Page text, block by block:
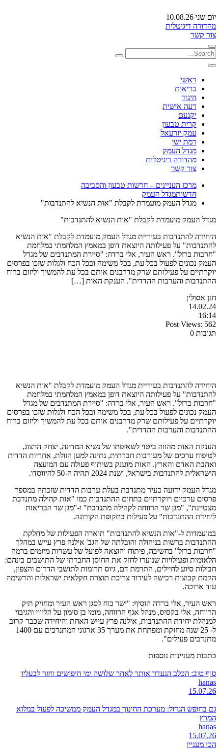
יום שני 10.08.26
מהדורה דיגיטלית
צור קשר
ראשי
בריאות
חינוך
דעה אישית
יקנעם
קרית טבעון
עמק יזרעאל
רמת ישי
מגדל העמק
מהדורה דיגיטלית
צור קשר
מרכז העניינים – חדשות טבעון והסביבה
חדשותמגדל העמק
מגדל העמק מועמדת לקבלת "אות הנשיא להתנדבות"
מגדל העמק מועמדת לקבלת "אות הנשיא להתנדבות"
היחידה להתנדבות בעיריית מגדל העמק מועמדת לקבלת "אות הנשיא
להתנדבות" על פעילותה היוצאת דופן במאמץ המלחמתי במלחמת
"חרבות ברזל". ראש העיר, אלי ברדה: "סיירת המתנדבים של מגדל
העמק נכונים לפעול בכל עת, בכל משימה ובכל הכח ולגלות שזכו בפרסים
יוקרתיים על פעילותם שרק מדרבנים אותם בכל עת להמשיך וליזום ברוח
ההתנדבות והערבות ההדדית". הענקת האות […]
חנן אסולין
14.02.24
16:14
Post Views: 562
תגובות 0
היחידה להתנדבות בעיריית מגדל העמק מועמדת לקבלת "אות הנשיא
להתנדבות" על פעילותה היוצאת דופן במאמץ המלחמתי במלחמת
"חרבות ברזל". ראש העיר, אלי ברדה: "סיירת המתנדבים של מגדל
העמק נכונים לפעול בכל עת, בכל משימה ובכל הכח ולגלות שזכו בפרסים
יוקרתיים על פעילותם שרק מדרבנים אותם בכל עת להמשיך וליזום ברוח
ההתנדבות והערבות ההדדית".
הענקת האות מהווה ביטוי לשאיפתו של נשיא המדינה, יצחק הרצוג,
לטיפוח ערכים של מעורבות חברתית, נתינה למען הזולת, אחריות הדדית
ואהבת האדם והארץ. האות מוענק בשיתוף פעולה עם המועצה
הישראלית להתנדבות בישראל, ושנת 2024 תהיה ה-50 להיווסדו.
מגדל העמק ידועה כעיר מתנדבת בעלת ערבות הדדית שזכתה במספר
פרסים ערכיים ויוקרתיים בתחום ההתנדבות כמו "אות קהילה מתנדבת
מצטיינת", "מגן שר הרווחה לקהילה מתנדבת" ו-"מגן שר הבריאות
ליחידת ההתנדבות" על פעילות בתקופת הקורונה.
במועמדות ל-"אות הנשיא להתנדבות" תוארה הפעילות של מחלקת
ההתנדבות ברשות בניהולה והובלתה של הגב' אילנה פרץ עייש במהלך
"חרבות ברזל" בחשיבה, פיתוח והוצאה לפועל של עשרות מיזמים ברמה
הלאומית ופעילויות שנועדו לחזק את החוסן החברתי של התושבים בינהם:
חבילות סיוע לחיילים, התרמת דם, גיוס תרומות לתושבי הדרום והצפון,
הקמת קבוצות רכישה לעידוד צריכת תוצרת חקלאית ישראלית והרשימה
עוד ארוכה.
ראש העיר, אלי ברדה הוסיף: "ישר כוח לסגן ראש העיר ומחזיק תיק
הרווחה, אלי בקסיס, מנהל אגף הרווחה, מומי בן סימון על הליווי והגיבוי
למנהלת יחידת ההתנדבות, אילנה פרץ עייש האחת והיחידה שכבר קרוב
ל- 25 שנה מחזקת ומפתחת את מערך 35 ארגוני המתנדבים עם 1400
מתנדבים פעילים".
כתבות מעניינות נוספות
סוף טוב: הכלב הנעדר אותר לאחר שלושה ימי חיפושים וחזר לבעליו
hanas
15.07.26
גם בחופש הגדול: מערכת החינוך במגדל העמק ממשיכה לפעול במלוא
המרץ
hanas
15.07.26
הכי מעניין